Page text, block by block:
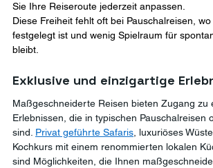
Sie Ihre Reiseroute jederzeit anpassen.
Diese Freiheit fehlt oft bei Pauschalreisen,
festgelegt ist und wenig Spielraum für
bleibt.
Exklusive und einzigartige
Maßgeschneiderte Reisen bieten Zugang zu
Erlebnissen, die in typischen Pauschalreisen
sind. Privat geführte Safaris , luxuriöses
Kochkurs mit einem renommierten lokalen
sind Möglichkeiten, die Ihnen